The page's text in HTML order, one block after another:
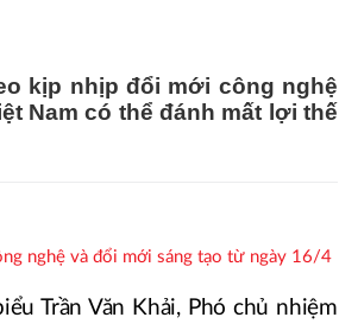
kịp nhịp đổi mới công nghệ
Nam có thể đánh mất lợi thế
nghệ và đổi mới sáng tạo từ ngày 16/4
Trần Văn Khải, Phó chủ nhiệm